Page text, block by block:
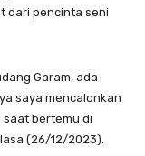
dari pencinta seni
Garam, ada
saya mencalonkan
saat bertemu di
(26/12/2023).